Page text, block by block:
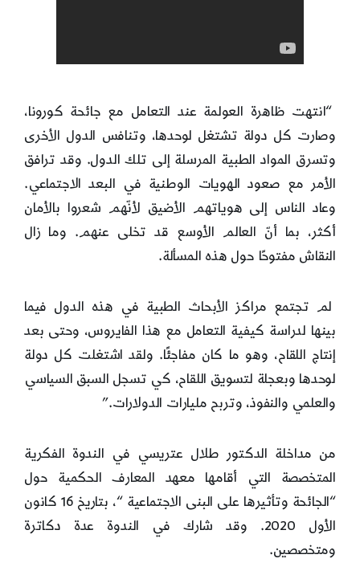
“انتهت ظاهرة العولمة عند التعامل مع جائحة كورونا،
وصارت كل دولة تشتغل لوحدها، وتنافس الدول الأخرى
وتسرق المواد الطبية المرسلة إلى تلك الدول. وقد ترافق
الأمر مع صعود الهويات الوطنية في البعد الاجتماعي.
وعاد الناس إلى هوياتهم الأضيق لأنّهم شعروا بالأمان
أكثر، بما أنّ العالم الأوسع قد تخلى عنهم. وما زال
النقاش مفتوحًا حول هذه المسألة.
لم تجتمع مراكز الأبحاث الطبية في هذه الدول فيما
بينها لدراسة كيفية التعامل مع هذا الفايروس، وحتى بعد
إنتاج اللقاح، وهو ما كان مفاجئًا. ولقد اشتغلت كل دولة
لوحدها وبعجلة لتسويق اللقاح، كي تسجل السبق السياسي
والعلمي والنفوذ، وتربح مليارات الدولارات.”
من مداخلة الدكتور طلال عتريسي في الندوة الفكرية
المتخصصة التي أقامها معهد المعارف الحكمية حول
“الجائحة وتأثيرها على البنى الاجتماعية “، بتاريخ 16 كانون
الأول 2020. وقد شارك في الندوة عدة دكاترة
ومتخصصين.